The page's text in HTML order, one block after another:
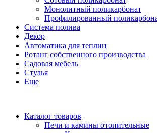
Монолитный поликарбонат
Профилированный
Система полива
Декор
Автоматика для теплиц
Ротанг собственного производства
Садовая мебель
Стулья
Еще
Каталог товаров
Печи и камины отопительные